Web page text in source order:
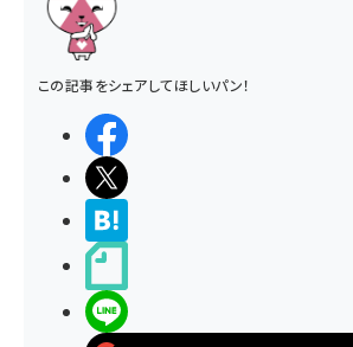
この記事をシェアしてほしいパン！